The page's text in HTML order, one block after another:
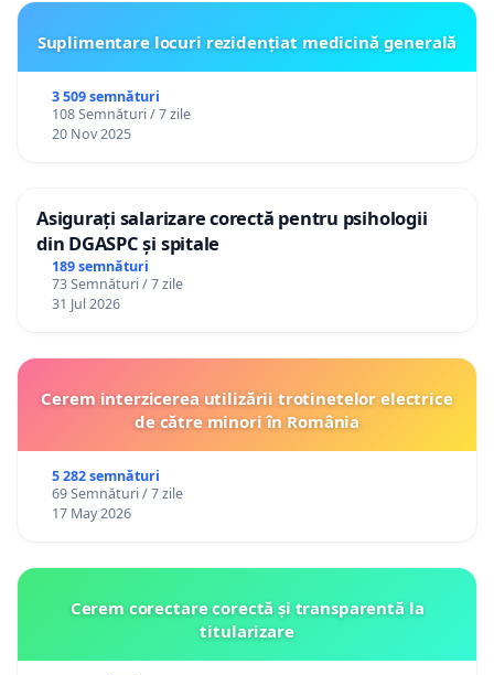
Suplimentare locuri rezidențiat medicină generală
3 509 semnături
108 Semnături / 7 zile
20 Nov 2025
Asigurați salarizare corectă pentru psihologii
din DGASPC și spitale
189 semnături
73 Semnături / 7 zile
31 Jul 2026
Cerem interzicerea utilizării trotinetelor electrice
de către minori în România
5 282 semnături
69 Semnături / 7 zile
17 May 2026
Cerem corectare corectă și transparentă la
titularizare